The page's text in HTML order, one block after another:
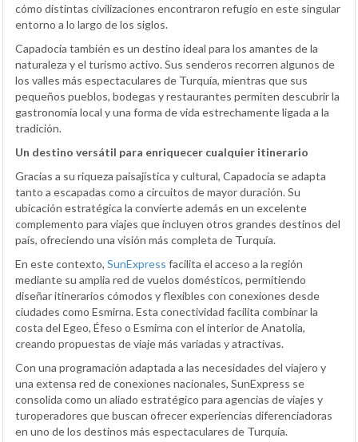
cómo distintas civilizaciones encontraron refugio en este singular
entorno a lo largo de los siglos.
Capadocia también es un destino ideal para los amantes de la
naturaleza y el turismo activo. Sus senderos recorren algunos de
los valles más espectaculares de Turquía, mientras que sus
pequeños pueblos, bodegas y restaurantes permiten descubrir la
gastronomía local y una forma de vida estrechamente ligada a la
tradición.
Un destino versátil para enriquecer cualquier itinerario
Gracias a su riqueza paisajística y cultural, Capadocia se adapta
tanto a escapadas como a circuitos de mayor duración. Su
ubicación estratégica la convierte además en un excelente
complemento para viajes que incluyen otros grandes destinos del
país, ofreciendo una visión más completa de Turquía.
En este contexto, SunExpress facilita el acceso a la región
mediante su amplia red de vuelos domésticos, permitiendo
diseñar itinerarios cómodos y flexibles con conexiones desde
ciudades como Esmirna. Esta conectividad facilita combinar la
costa del Egeo, Éfeso o Esmirna con el interior de Anatolia,
creando propuestas de viaje más variadas y atractivas.
Con una programación adaptada a las necesidades del viajero y
una extensa red de conexiones nacionales, SunExpress se
consolida como un aliado estratégico para agencias de viajes y
turoperadores que buscan ofrecer experiencias diferenciadoras
en uno de los destinos más espectaculares de Turquía.